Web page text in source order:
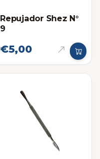
Repujador Shez N°
9
€5,00